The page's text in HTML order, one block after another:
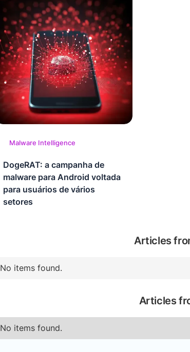
Malware Intelligence
DogeRAT: a campanha de
malware para Android voltada
para usuários de vários
setores
Articles
No items found.
Articles
No items found.